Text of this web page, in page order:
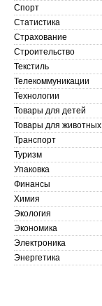
Спорт
Статистика
Страхование
Строительство
Текстиль
Телекоммуникации
Технологии
Товары для детей
Товары для животных
Транспорт
Туризм
Упаковка
Финансы
Химия
Экология
Экономика
Электроника
Энергетика